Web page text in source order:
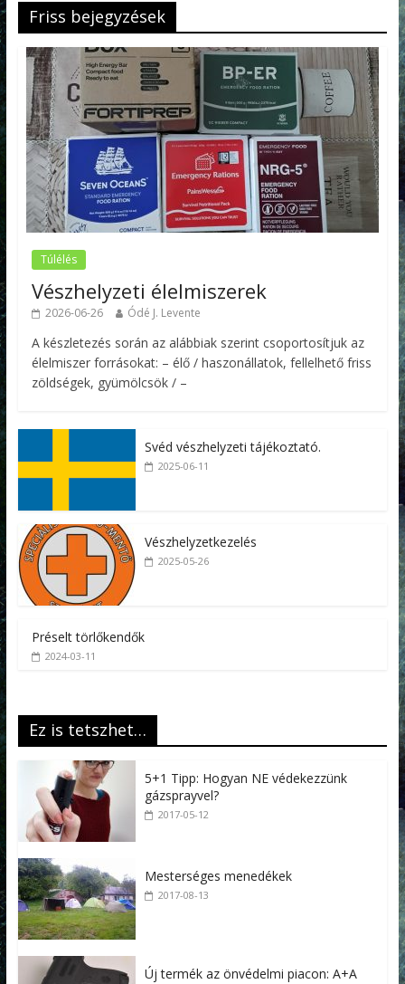
Friss bejegyzések
Túlélés
Vészhelyzeti élelmiszerek
2026-06-26 Ódé J. Levente
A készletezés során az alábbiak szerint csoportosítjuk az
élelmiszer forrásokat: – élő / haszonállatok, fellelhető friss
zöldségek, gyümölcsök / –
Svéd vészhelyzeti tájékoztató.
2025-06-11
Vészhelyzetkezelés
2025-05-26
Préselt törlőkendők
2024-03-11
Ez is tetszhet…
5+1 Tipp: Hogyan NE védekezzünk
gázsprayvel?
2017-05-12
Mesterséges menedékek
2017-08-13
Új termék az önvédelmi piacon: A+A